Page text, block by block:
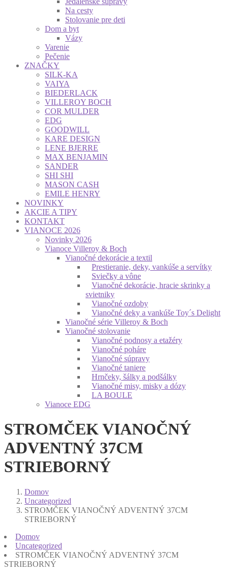
Na cesty
Stolovanie pre deti
Dom a byt
Vázy
Varenie
Pečenie
ZNAČKY
SILK-KA
VAIYA
BIEDERLACK
VILLEROY BOCH
COR MULDER
EDG
GOODWILL
KARE DESIGN
LENE BJERRE
MAX BENJAMIN
SANDER
SHI SHI
MASON CASH
EMILE HENRY
NOVINKY
AKCIE A TIPY
KONTAKT
VIANOCE 2026
Novinky 2026
Vianoce Villeroy & Boch
Vianočné dekorácie a textil
Prestieranie, deky, vankúše a servítky
Sviečky a vône
Vianočné dekorácie, hracie skrinky a
svietniky
Vianočné ozdoby
Vianočné deky a vankúše Toy´s Delight
Vianočné série Villeroy & Boch
Vianočné stolovanie
Vianočné podnosy a etažéry
Vianočné poháre
Vianočné súpravy
Vianočné taniere
Hrnčeky, šálky a podšálky
Vianočné misy, misky a dózy
LA BOULE
Vianoce EDG
STROMČEK VIANOČNÝ
ADVENTNÝ 37CM
STRIEBORNÝ
Domov
Uncategorized
STROMČEK VIANOČNÝ ADVENTNÝ 37CM
STRIEBORNÝ
Domov
Uncategorized
STROMČEK VIANOČNÝ ADVENTNÝ 37CM
STRIEBORNÝ